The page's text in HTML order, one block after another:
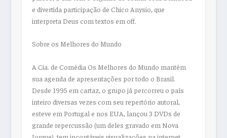
e divertida participação de Chico Anysio, que
interpreta Deus com textos em off.
Sobre os Melhores do Mundo
A Cia. de Comédia Os Melhores do Mundo mantém
sua agenda de apresentações por todo o Brasil.
Desde 1995 em cartaz, o grupo já percorreu o país
inteiro diversas vezes com seu repertório autoral,
esteve em Portugal e nos EUA, lançou 3 DVDs de
grande repercussão (um deles gravado em Nova